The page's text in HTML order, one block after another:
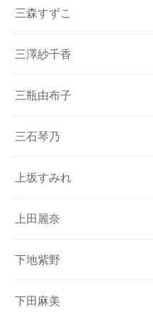
三森すずこ
三澤紗千香
三瓶由布子
三石琴乃
上坂すみれ
上田麗奈
下地紫野
下田麻美